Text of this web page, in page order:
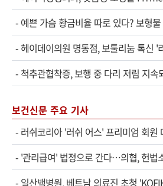
- 예쁜 가슴 황금비율 따로 있다? 보형
-헤이데이의원 명동점, 보툴리눔 톡신 '
- 척추관협착증, 보행 중 다리 저림 지속
보건신문 주요 기사
- 러쉬코리아 '러쉬 어스' 프리미엄 회원
- '관리급여' 법정으로 간다…의협, 헌법
- 일산백병원, 베트남 의료진 초청 'KOFIH 이종